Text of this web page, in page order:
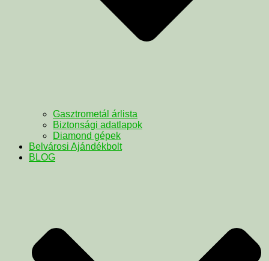
Gasztrometál árlista
Biztonsági adatlapok
Diamond gépek
Belvárosi Ajándékbolt
BLOG